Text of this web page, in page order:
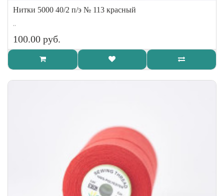
Нитки 5000 40/2 п/э № 113 красный
..
100.00 руб.